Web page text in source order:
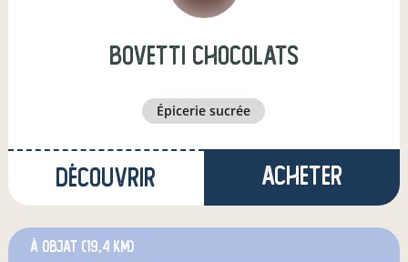
bovetti chocolats
épicerie sucrée
Découvrir Acheter
à Objat (19,4 km)